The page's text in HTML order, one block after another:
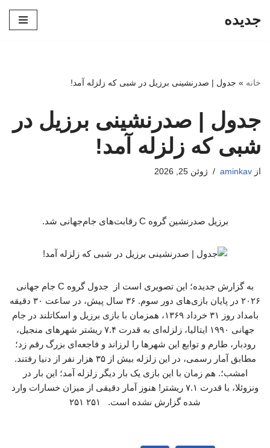
جدیده
خانه » جدول | صدرنشینی برزیل در شبی که زلزله آمد!
جدول | صدرنشینی برزیل در
شبی که زلزله آمد!
از aminkav ژوئن 25, 2026
برزیل صدرنشین گروه C رقابت‌های جام‌جهانی شد.
به گزارش جدیده؛ این تصویری است از جدول گروه C جام جهانی
٢٠٢۶ در پایان بازی‌های دور سوم. ۳۶ سال پیش، در ساعت ۳۰ دقیقه
بامداد روز ۳۱ خرداد ۱۳۶۹، همزمان با بازی برزیل و اسکاتلند در جام
جهانی ۱۹۹۰ ایتالیا، زلزله‌ای به قدرت ۷.۴ ریشتر شهرهای منجیل،
رودبار، طارم و توابع این شهرها را لرزاند و فاجعه‌ای بزرگ رقم زد؛
مطابق آمار رسمی، در این زلزله بیش از ۳۵ هزار نفر از دنیا رفتند.
امشب؛. هم زمان با این بازی یک بار دیگر زلزله آمد؛ این بار در
ونزوئلا، با قدرت ۷.۱ ریشتر! هنوز آمار دقیقی از میزان خسارات وارد
شده گزارش نشده است. ۲۵۱ ۲۵۱